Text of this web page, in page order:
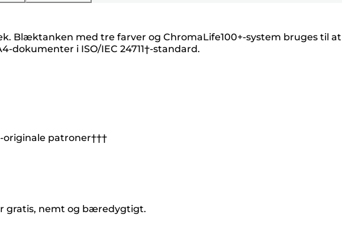
med tre farver og ChromaLife100+-system bruges til at
i ISO/IEC 24711†-standard.
patroner†††
gratis, nemt og bæredygtigt.